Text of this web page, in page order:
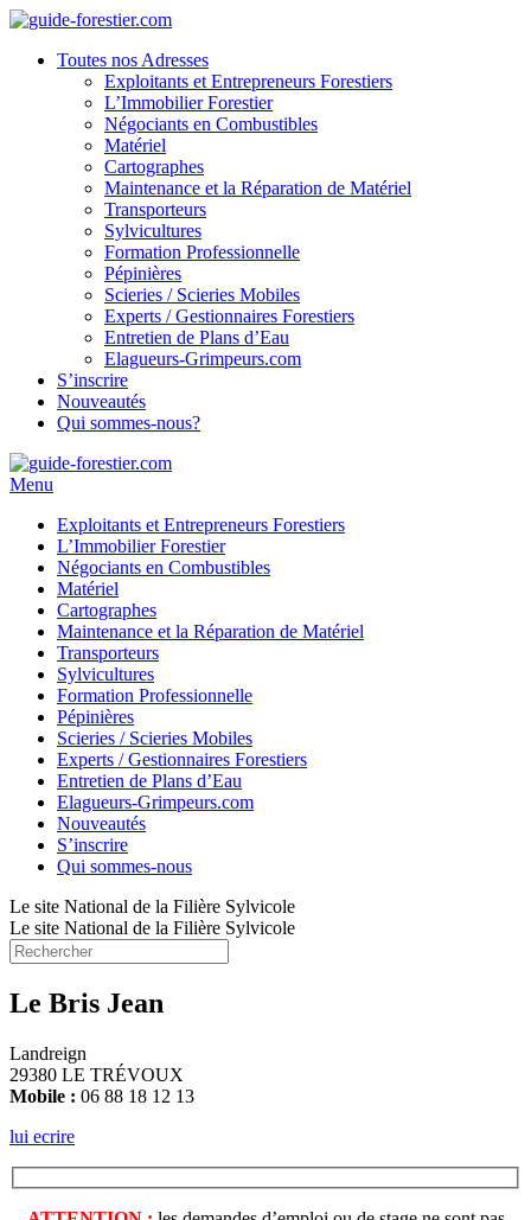
Toutes nos Adresses
Exploitants et Entrepreneurs Forestiers
L’Immobilier Forestier
Négociants en Combustibles
Matériel
Cartographes
Maintenance et la Réparation de Matériel
Transporteurs
Sylvicultures
Formation Professionnelle
Pépinières
Scieries / Scieries Mobiles
Experts / Gestionnaires Forestiers
Entretien de Plans d’Eau
Elagueurs-Grimpeurs.com
S’inscrire
Nouveautés
Qui sommes-nous?
Menu
Exploitants et Entrepreneurs Forestiers
L’Immobilier Forestier
Négociants en Combustibles
Matériel
Cartographes
Maintenance et la Réparation de Matériel
Transporteurs
Sylvicultures
Formation Professionnelle
Pépinières
Scieries / Scieries Mobiles
Experts / Gestionnaires Forestiers
Entretien de Plans d’Eau
Elagueurs-Grimpeurs.com
Nouveautés
S’inscrire
Qui sommes-nous
Le site National de la Filière Sylvicole
Le site National de la Filière Sylvicole
Le Bris Jean
Landreign
29380 LE TRÉVOUX
Mobile : 06 88 18 12 13
lui ecrire